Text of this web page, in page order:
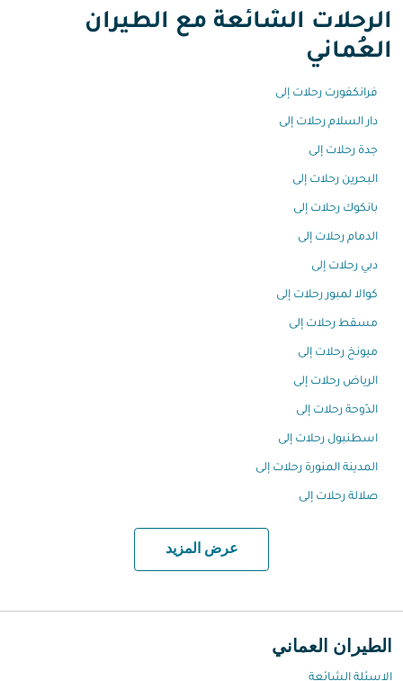
الرحلات الشائعة مع الطيران
العُماني
فرانكفورت رحلات إلى
دار السلام رحلات إلى
جدة رحلات إلى
البحرين رحلات إلى
بانكوك رحلات إلى
الدمام رحلات إلى
دبي رحلات إلى
كوالا لمبور رحلات إلى
مسقط رحلات إلى
ميونخ رحلات إلى
الرياض رحلات إلى
الدّوحة رحلات إلى
اسطنبول رحلات إلى
المدينة المنورة رحلات إلى
صلالة رحلات إلى
عرض المزيد
الطيران العماني
الاسئلة الشائعة